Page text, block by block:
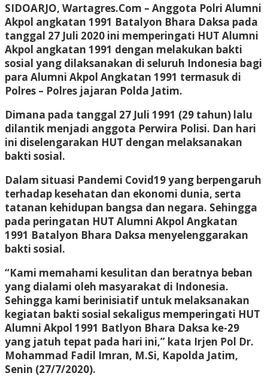
SIDOARJO, Wartagres.Com – Anggota Polri Alumni
Akpol angkatan 1991 Batalyon Bhara Daksa pada
tanggal 27 Juli 2020 ini memperingati HUT Alumni
Akpol angkatan 1991 dengan melakukan bakti
sosial yang dilaksanakan di seluruh Indonesia bagi
para Alumni Akpol Angkatan 1991 termasuk di
Polres – Polres jajaran Polda Jatim.
Dimana pada tanggal 27 Juli 1991 (29 tahun) lalu
dilantik menjadi anggota Perwira Polisi. Dan hari
ini diselengarakan HUT dengan melaksanakan
bakti sosial.
Dalam situasi Pandemi Covid19 yang berpengaruh
terhadap kesehatan dan ekonomi dunia, serta
tatanan kehidupan bangsa dan negara. Sehingga
pada peringatan HUT Alumni Akpol Angkatan
1991 Batalyon Bhara Daksa menyelenggarakan
bakti sosial.
“Kami memahami kesulitan dan beratnya beban
yang dialami oleh masyarakat di Indonesia.
Sehingga kami berinisiatif untuk melaksanakan
kegiatan bakti sosial sekaligus memperingati HUT
Alumni Akpol 1991 Batlyon Bhara Daksa ke-29
yang jatuh tepat pada hari ini,” kata Irjen Pol Dr.
Mohammad Fadil Imran, M.Si, Kapolda Jatim,
Senin (27/7/2020).